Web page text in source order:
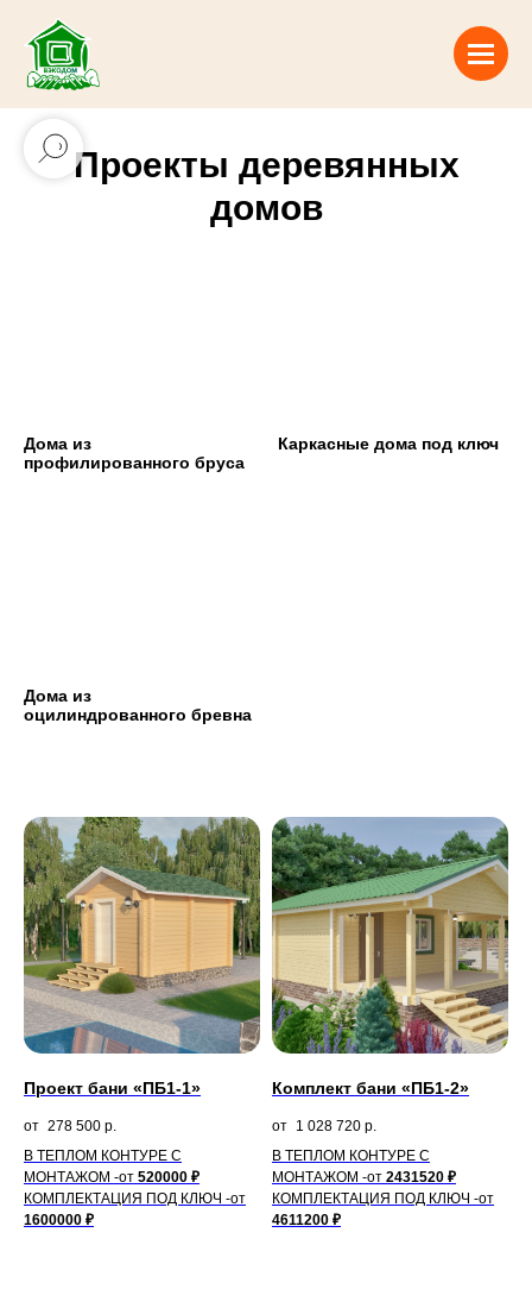
Проекты деревянных
домов
Дома из
профилированного бруса
Каркасные дома под ключ
Дома из
оцилиндрованного бревна
Проект бани «ПБ1-1»
278 500 р.
В ТЕПЛОМ КОНТУРЕ С
МОНТАЖОМ -от 520000 ₽
КОМПЛЕКТАЦИЯ ПОД КЛЮЧ -от
1600000 ₽
Комплект бани «ПБ1-2»
1 028 720 р.
В ТЕПЛОМ КОНТУРЕ С
МОНТАЖОМ -от 2431520 ₽
КОМПЛЕКТАЦИЯ ПОД КЛЮЧ -от
4611200 ₽